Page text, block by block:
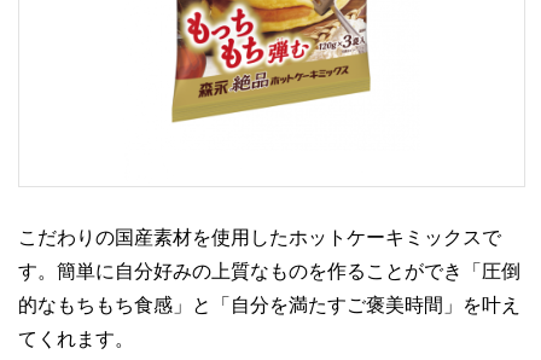
こだわりの国産素材を使用したホットケーキミックスで
す。簡単に自分好みの上質なものを作ることができ「圧倒
的なもちもち食感」と「自分を満たすご褒美時間」を叶え
てくれます。